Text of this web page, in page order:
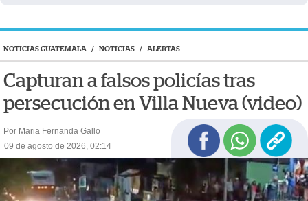
NOTICIAS GUATEMALA / NOTICIAS / ALERTAS
Capturan a falsos policías tras
persecución en Villa Nueva (video)
Por Maria Fernanda Gallo
09 de agosto de 2026, 02:14